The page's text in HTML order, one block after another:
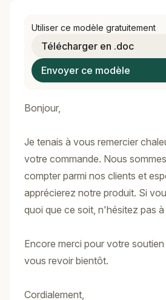
Utiliser ce modèle gratuitement
Télécharger en .doc
Envoyer ce modèle
Bonjour,
Je tenais à vous remercier
votre commande. Nous
compter parmi nos clients et
apprécierez notre produit. Si
quoi que ce soit, n'hésitez pas
Encore merci pour votre
vous revoir bientôt.
Cordialement,